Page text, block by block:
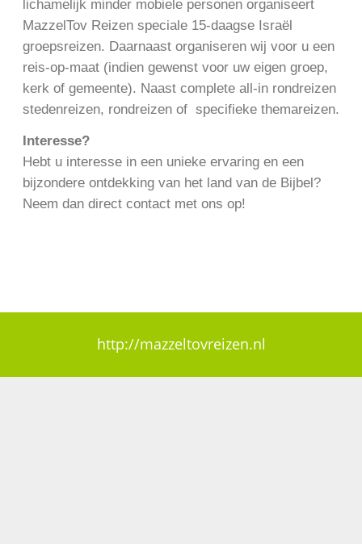
lichamelijk minder mobiele personen organiseert
MazzelTov Reizen speciale 15-daagse Israël
groepsreizen. Daarnaast organiseren wij voor u een
reis-op-maat (indien gewenst voor uw eigen groep,
kerk of gemeente). Naast complete all-in rondreizen
stedenreizen, rondreizen of specifieke themareizen.
Interesse?
Hebt u interesse in een unieke ervaring en een
bijzondere ontdekking van het land van de Bijbel?
Neem dan direct contact met ons op!
http://mazzeltovreizen.nl